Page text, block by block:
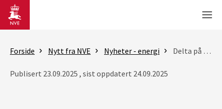
Gå til hovedinnhold
Forside Nytt fra NVE Nyheter - energi Delta på webinar om strømstøtte og Norgespris for fjernvarme
Publisert 23.09.2025 , sist oppdatert 24.09.2025